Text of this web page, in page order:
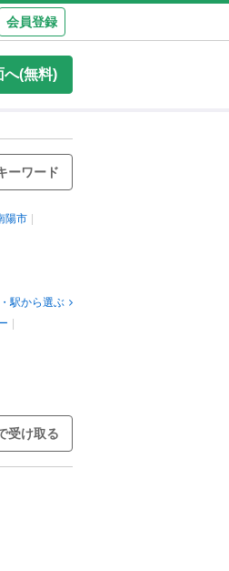
会員登録
へ(無料)
ーワード
陽市
駅から選ぶ
受け取る